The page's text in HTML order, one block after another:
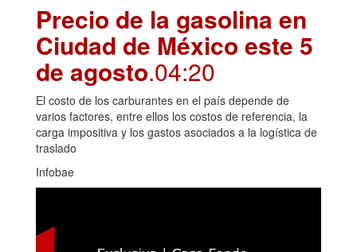
Precio de la gasolina en
Ciudad de México este 5
de agosto.04:20
El costo de los carburantes en el país depende de
varios factores, entre ellos los costos de referencia, la
carga impositiva y los gastos asociados a la logística de
traslado
Infobae